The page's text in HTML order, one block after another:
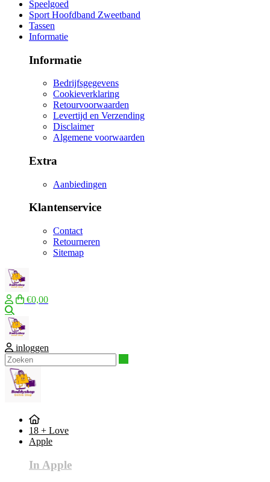
Speelgoed
Sport Hoofdband Zweetband
Tassen
Informatie
Informatie
Bedrijfsgegevens
Cookieverklaring
Retourvoorwaarden
Levertijd en Verzending
Disclaimer
Algemene voorwaarden
Extra
Aanbiedingen
Klantenservice
Contact
Retourneren
Sitemap
€0,00
inloggen
18 + Love
Apple
In Apple